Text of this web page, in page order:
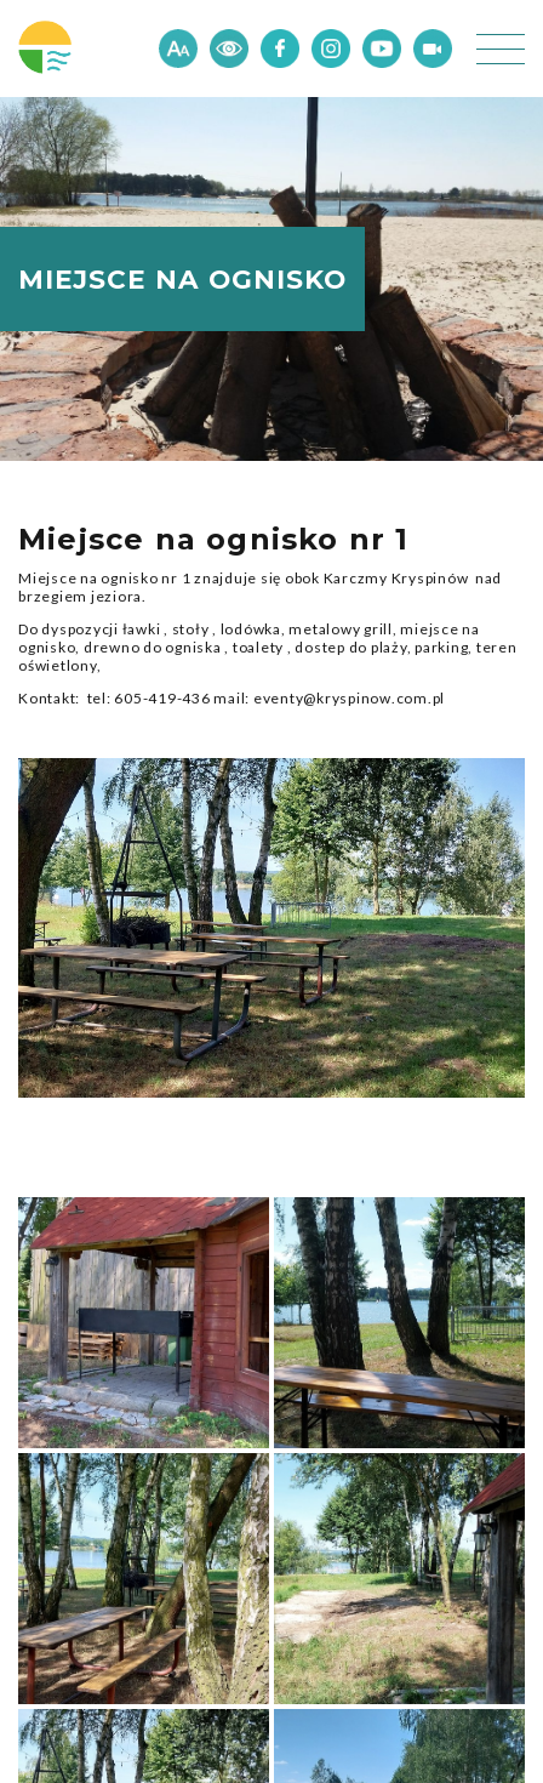
MIEJSCE NA OGNISKO
Miejsce na ognisko nr 1
Miejsce na ognisko nr 1 znajduje się obok Karczmy Kryspinów nad
brzegiem jeziora.
Do dyspozycji ławki , stoły , lodówka, metalowy grill, miejsce na
ognisko, drewno do ogniska , toalety , dostep do plaży, parking, teren
oświetlony,
Kontakt: tel: 605-419-436 mail: eventy@kryspinow.com.pl